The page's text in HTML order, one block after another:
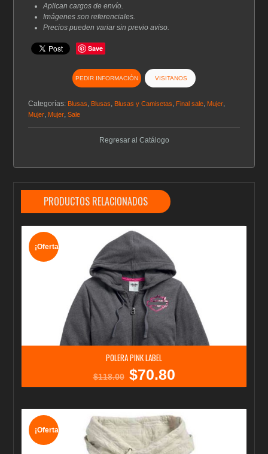
Aplican cargos de envío.
Imágenes son referenciales.
Precios pueden variar sin previo aviso.
Save
PEDIR INFORMACIÓN VISITANOS
Categorías: Blusas Blusas Blusas y Camisetas Final sale Mujer
Mujer Mujer ,Sale
Regresar al Catálogo
PRODUCTOS RELACIONADOS
¡Oferta!
POLERA PINK LABEL
$118.00
El
$118.00.
$70.80El
$70.80.
¡Oferta!